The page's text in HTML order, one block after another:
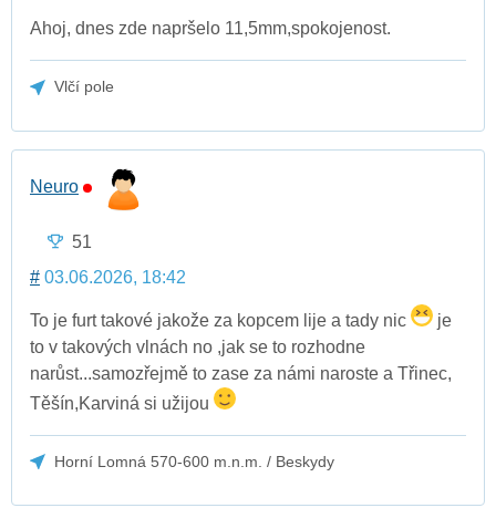
Ahoj, dnes zde napršelo 11,5mm,spokojenost.
Vlčí pole
Neuro
51
# 03.06.2026, 18:42
To je furt takové jakože za kopcem lije a tady nic
je
to v takových vlnách no ,jak se to rozhodne
narůst...samozřejmě to zase za námi naroste a Třinec,
Těšín,Karviná si užijou
Horní Lomná 570-600 m.n.m. / Beskydy